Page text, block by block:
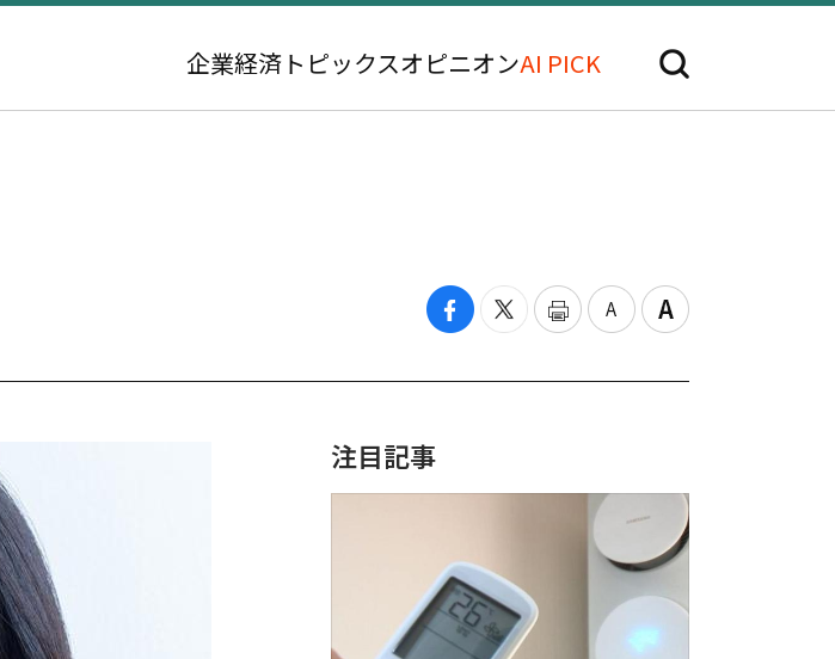
企業経済 トピックスオピニオンAI PICK
注目記事